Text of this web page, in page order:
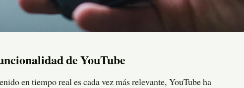
de YouTube
en tiempo real es cada vez más relevante, YouTube ha